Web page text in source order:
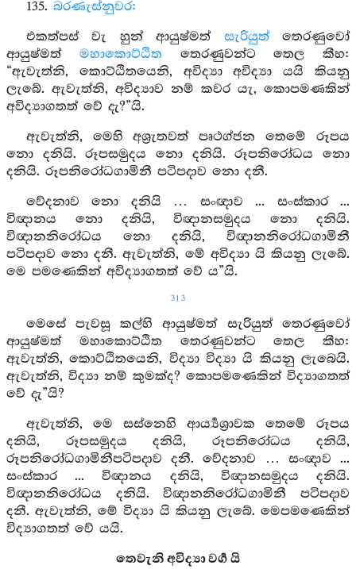
135. බරණැස්නුවර:
එකත්පස් වැ හුන් ආයුෂ්මත් සැරියුත්තෙරණුවෝ
ආයුෂ්මත් මහාකොට්ඨිත තෙරණුවන්ට තෙල කීහ:
“ඇවැත්නි, කොට්ඨිතයෙනි, අවිද්‍යා අවිද්‍යා යයි කියනු
ලැබේ. ඇවැත්නි, අවිද්‍යාව නම් කවර යැ, කොපමණකින්
අවිද්‍යාගතත් වේ දැ?”යි.
ඇවැත්නි, මෙහි අශ්‍රැතවත් පෘථග්ජන තෙමේ රූපය
නො දනියි. රූපසමුදය නො දනියි. රූපනිරෝධය නො
දනියි. රූපනිරෝධගාමිනී පටිපදාව නො දනී.
වේදනාව නො දනියි … සංඥාව ... සංස්කාර ...
විඥානය නො දනියි, විඥානසමුදය නො දනියි.
විඥානනිරෝධය නො දනියි, විඥානනිරෝධගාමිනී
පටිපදාව නො දනී. ඇවැත්නි, මේ අවිද්‍යා යි කියනු ලැබේ.
මෙ පමණෙකින් අවිද්‍යාගතත් වේ ය”යි.
313
මෙසේ පැවසූ කල්හි ආයුෂ්මත් සැරියුත් තෙරණුවෝ
ආයුෂ්මත් මහාකොට්ඨිත තෙරණුවන්ට තෙල කීහ:
ඇවැත්නි, කොට්ඨිතයෙනි, විද්‍යා විද්‍යා යි කියනු ලැබෙයි.
ඇවැත්නි, විද්‍යා නම් කුමක්ද? කොපමණෙකින් විද්‍යාගතත්
වේ දැ”යි?
ඇවැත්නි, මෙ සස්නෙහි ආර්‍ය්‍යශ්‍රාවක තෙමේ රූපය
දනියි, රූපසමුදය දනියි, රූපනිරෝධය දනියි,
රූපනිරෝධගාමිනීපටිපදාව දනී. වේදනාව … සංඥාව ...
සංස්කාර ... විඥානය දනියි, විඥානසමුදය දනියි.
විඥානනිරෝධය දනියි. විඥානනිරෝධගාමිනී පටිපදාව
දනී. ඇවැත්නි, මේ විද්‍යා යි කියනු ලැබේ. මෙපමණෙකින්
විද්‍යාගතත් වේ යයි.
තෙවැනි අවිද්‍යා වර්‍ග යි